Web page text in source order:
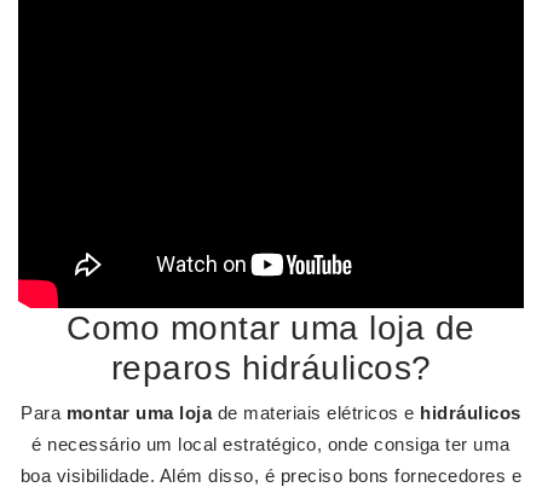
Como montar uma loja de
reparos hidráulicos?
Para montar uma lojade materiais elétricos e hidráulicos
é necessário um local estratégico, onde consiga ter uma
boa visibilidade. Além disso, é preciso bons fornecedores e